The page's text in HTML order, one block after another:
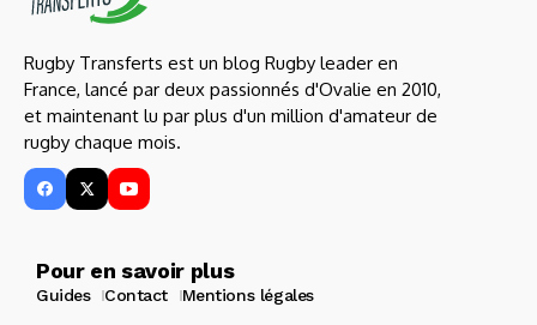
Rugby Transferts est un blog Rugby leader en
France, lancé par deux passionnés d'Ovalie en 2010,
et maintenant lu par plus d'un million d'amateur de
rugby chaque mois.
Pour en savoir plus
Guides Contact Mentions légales